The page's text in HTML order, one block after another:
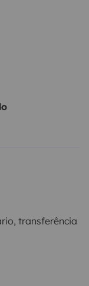
transferência